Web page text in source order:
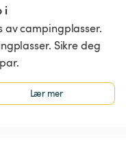
i
av campingplasser.
Sikre deg
Lær mer